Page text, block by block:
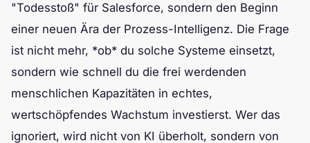
"Todesstoß" für Salesforce, sondern den Beginn
einer neuen Ära der Prozess-Intelligenz. Die Frage
ist nicht mehr, *ob* du solche Systeme einsetzt,
sondern wie schnell du die frei werdenden
menschlichen Kapazitäten in echtes,
wertschöpfendes Wachstum investierst. Wer das
ignoriert, wird nicht von KI überholt, sondern von